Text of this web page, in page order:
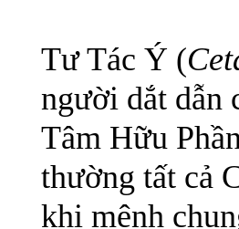
Tư Tác Ý (
người dắt dẫn
Tâm Hữu
thường tất cả
khi mệnh